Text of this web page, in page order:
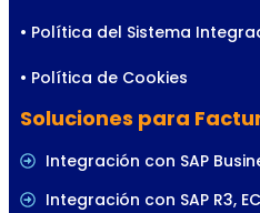
• Política del Sistema
• Política de Cookies
Soluciones para
Integración con SAP
Integración con SAP R3,